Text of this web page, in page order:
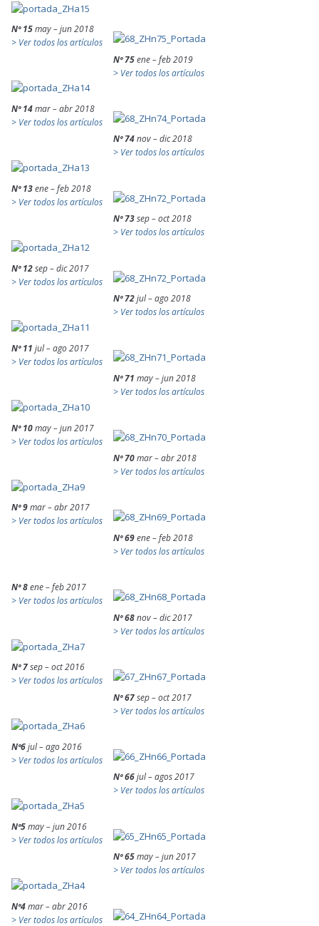
Nº 15may – jun 2018
> Ver todos los artículos
Nº 14mar – abr 2018
> Ver todos los artículos
Nº 13ene – feb 2018
> Ver todos los artículos
Nº 12sep – dic 2017
> Ver todos los artículos
Nº 11 jul – ago 2017
> Ver todos los artículos
Nº 10may – jun 2017
> Ver todos los artículos
Nº 9mar – abr 2017
> Ver todos los artículos
Nº 8ene – feb 2017
> Ver todos los artículos
Nº 7sep – oct 2016
> Ver todos los artículos
Nº6jul – ago 2016
> Ver todos los artículos
Nº5may – jun 2016
> Ver todos los artículos
Nº4mar – abr 2016
> Ver todos los artículos
Nº 75ene – feb 2019
> Ver todos los artículos
Nº 74nov – dic 2018
> Ver todos los artículos
Nº 73sep – oct 2018
> Ver todos los artículos
Nº 72jul – ago 2018
> Ver todos los artículos
Nº 71 may – jun 2018
> Ver todos los artículos
Nº 70mar – abr 2018
> Ver todos los artículos
Nº 69ene – feb 2018
> Ver todos los artículos
Nº 68nov – dic 2017
> Ver todos los artículos
Nº 67sep – oct 2017
> Ver todos los artículos
Nº 66jul – agos 2017
> Ver todos los artículos
Nº 65may – jun 2017
> Ver todos los artículos